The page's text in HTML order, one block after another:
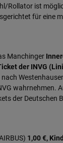
Rollator ist
für eine
Manchinger
der INVG
wahrnehmen.
der Deutschen
1,00 €,